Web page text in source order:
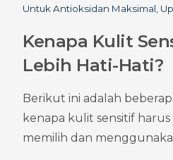
Untuk Antioksidan Maksimal,
Kenapa Kulit
Lebih Hati-Hati?
Berikut ini adalah
kenapa kulit sensitif
memilih dan